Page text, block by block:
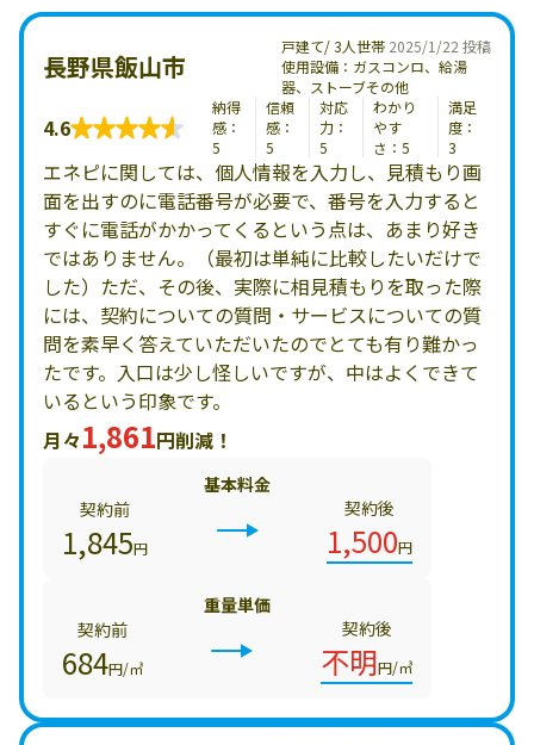
2025/1/22 投稿
長野県飯山市
戸建て/ 3人世帯
使用設備：ガスコンロ、給湯
器、ストーブその他
4.6
納得
感：
5
信頼
感：
5
対応
力：
5
わかり
やす
さ：5
満足
度：
3
エネピに関しては、個人情報を入力し、見積もり画
面を出すのに電話番号が必要で、番号を入力すると
すぐに電話がかかってくるという点は、あまり好き
ではありません。（最初は単純に比較したいだけで
した）ただ、その後、実際に相見積もりを取った際
には、契約についての質問・サービスについての質
問を素早く答えていただいたのでとても有り難かっ
たです。入口は少し怪しいですが、中はよくできて
いるという印象です。
月々1,861円削減！
基本料金
契約前
1,845円
契約後
1,500円
重量単価
契約前
684円/㎥
契約後
不明円/㎥